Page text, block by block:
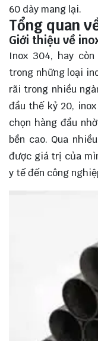
60 dày mang lại.
Tổng quan
Giới thiệu về
Inox 304, hay
trong những loại
rãi trong nhiều
đầu thế kỷ 20,
chọn hàng đầu
bền cao. Qua
được giá trị của
y tế đến công